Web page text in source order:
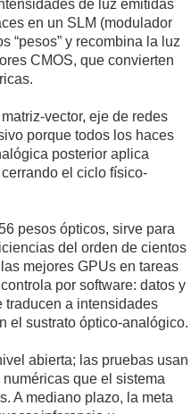
de luz emitidas
en un SLM (modulador
“pesos” y recombina la luz
CMOS, que convierten
vector, eje de redes
porque todos los haces
posterior aplica
el ciclo físico-
pesos ópticos, sirve para
del orden de cientos
mejores GPUs en tareas
por software: datos y
traducen a intensidades
el sustrato óptico-analógico.
abierta; las pruebas usan
que el sistema
A mediano plazo, la meta